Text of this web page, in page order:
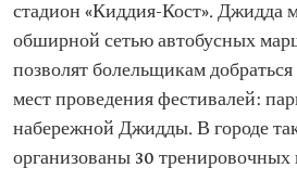
стадион «Киддия-Кост». Джидда
обширной сетью автобусных
позволят болельщикам
мест проведения фестивалей:
набережной Джидды. В городе
организованы 30